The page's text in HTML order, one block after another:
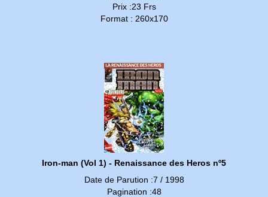
Prix :23 Frs
Format : 260x170
Iron-man (Vol 1) - Renaissance des Heros nº5
Date de Parution :7 / 1998
Pagination :48